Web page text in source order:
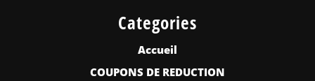
Categories
Accueil
COUPONS DE REDUCTION